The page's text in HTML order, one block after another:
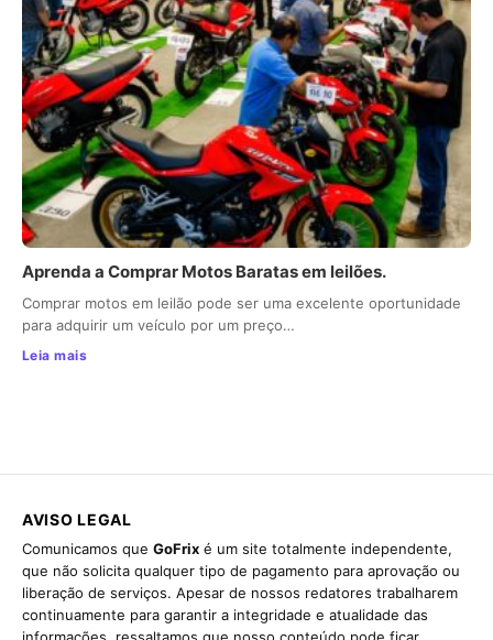
Aprenda a Comprar Motos Baratas em leilões.
Comprar motos em leilão pode ser uma excelente oportunidade
para adquirir um veículo por um preço…
Leia mais
AVISO LEGAL
Comunicamos que GoFrix é um site totalmente independente,
que não solicita qualquer tipo de pagamento para aprovação ou
liberação de serviços. Apesar de nossos redatores trabalharem
continuamente para garantir a integridade e atualidade das